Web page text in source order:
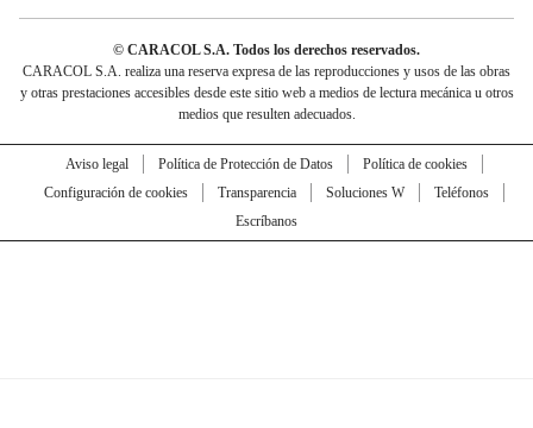
© CARACOL S.A. Todos los derechos reservados.
CARACOL S.A. realiza una reserva expresa de las reproducciones y usos de las obras
y otras prestaciones accesibles desde este sitio web a medios de lectura mecánica u otros
medios que resulten adecuados.
Aviso legal Política de Protección de Datos
Política de cookies
Configuración de cookies
Transparencia Soluciones W
Teléfonos
Escríbanos